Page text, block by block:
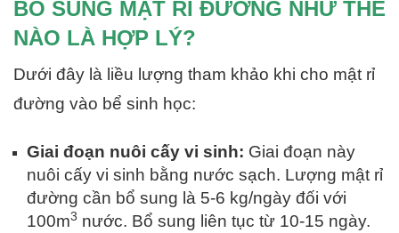
BỔ SUNG MẬT RỈ ĐƯỜNG NHƯ THẾ
NÀO LÀ HỢP LÝ?
Dưới đây là liều lượng tham khảo khi cho mật rỉ
đường vào bể sinh học:
Giai đoạn nuôi cấy vi sinh: Giai đoạn này
nuôi cấy vi sinh bằng nước sạch. Lượng mật rỉ
đường cần bổ sung là 5-6 kg/ngày đối với
100m3 nước. Bổ sung liên tục từ 10-15 ngày.